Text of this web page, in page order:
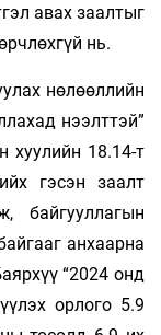
авах заалтыг
нь.
нөлөөллийн
нээлттэй”
хуулийн 18.14-т
гэсэн заалт
анхаарна
“2024 онд
орлого 5.9